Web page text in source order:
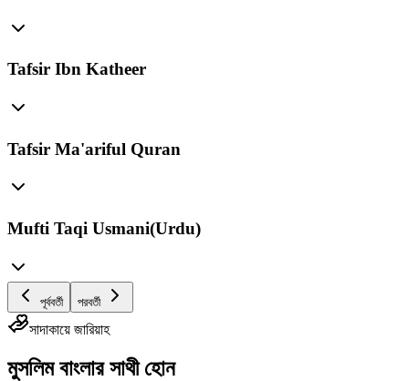
Tafsir Ibn Katheer
Tafsir Ma'ariful Quran
Mufti Taqi Usmani(Urdu)
পূর্ববর্তী পরবর্তী
সাদাকায়ে জারিয়াহ
মুসলিম বাংলার সাথী হোন